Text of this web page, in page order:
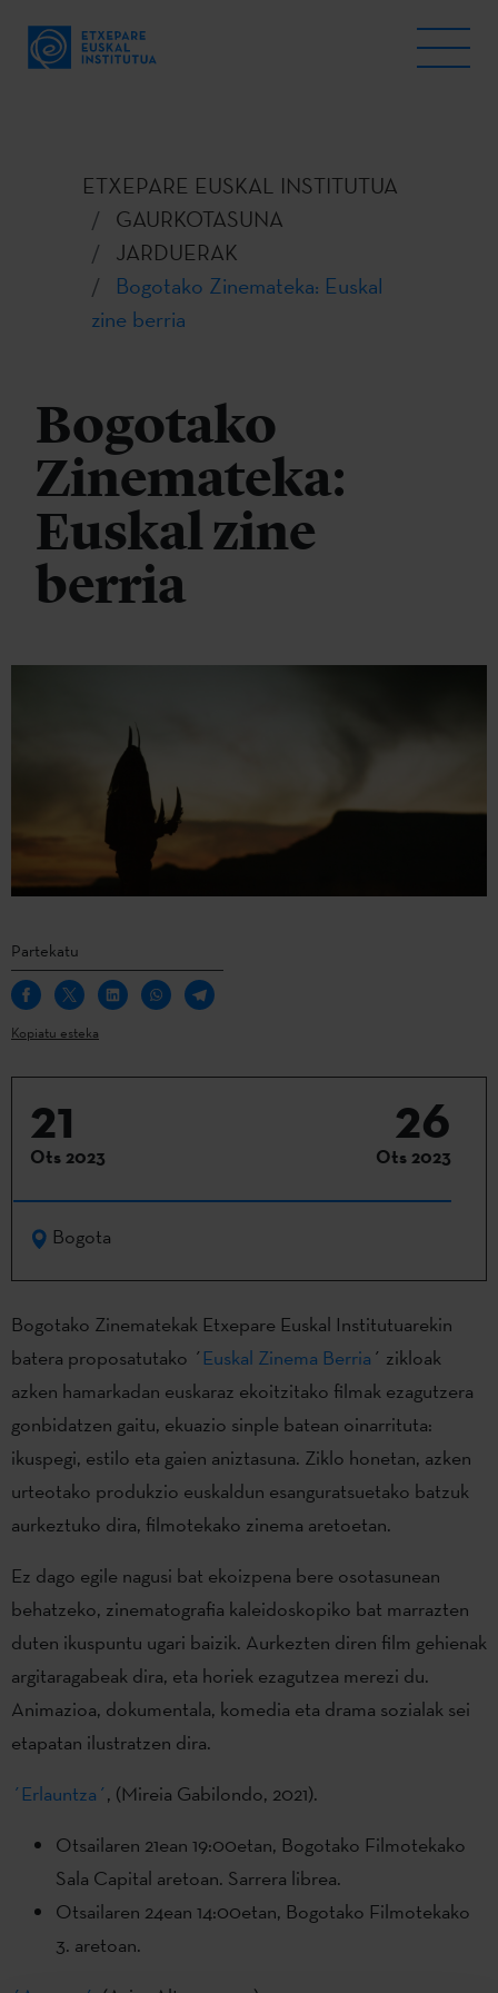
ETXEPARE EUSKAL INSTITUTUA
GAURKOTASUNA
JARDUERAK
Bogotako Zinemateka: Euskal
zine berria
Bogotako
Zinemateka:
Euskal zine
berria
Partekatu
Kopiatu esteka
21
Ots 2023
26
Ots 2023
Bogota
Bogotako Zinematekak Etxepare Euskal Institutuarekin
batera proposatutako ´ Euskal Zinema Berria ´ zikloak
azken hamarkadan euskaraz ekoitzitako filmak ezagutzera
gonbidatzen gaitu, ekuazio sinple batean oinarrituta:
ikuspegi, estilo eta gaien aniztasuna. Ziklo honetan, azken
urteotako produkzio euskaldun esanguratsuetako batzuk
aurkeztuko dira, filmotekako zinema aretoetan.
Ez dago egile nagusi bat ekoizpena bere osotasunean
behatzeko, zinematografia kaleidoskopiko bat marrazten
duten ikuspuntu ugari baizik. Aurkezten diren film gehienak
argitaragabeak dira, eta horiek ezagutzea merezi du.
Animazioa, dokumentala, komedia eta drama sozialak sei
etapatan ilustratzen dira.
´Erlauntza´, (Mireia Gabilondo, 2021).
Otsailaren 21ean 19:00etan, Bogotako Filmotekako
Sala Capital aretoan. Sarrera librea.
Otsailaren 24ean 14:00etan, Bogotako Filmotekako
3. aretoan.